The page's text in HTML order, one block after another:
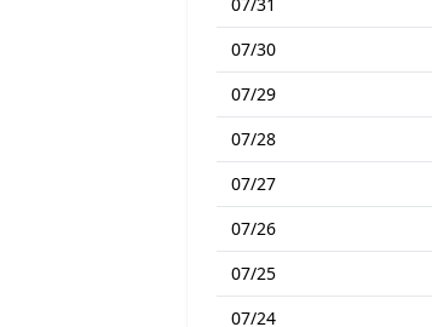
07/30
07/29
07/28
07/27
07/26
07/25
07/24